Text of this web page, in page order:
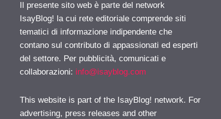
Il presente sito web è parte del network
IsayBlog! la cui rete editoriale comprende siti
tematici di informazione indipendente che
contano sul contributo di appassionati ed esperti
del settore. Per pubblicità, comunicati e
collaborazioni: info@isayblog.com
This website is part of the IsayBlog! network. For
advertising, press releases and other